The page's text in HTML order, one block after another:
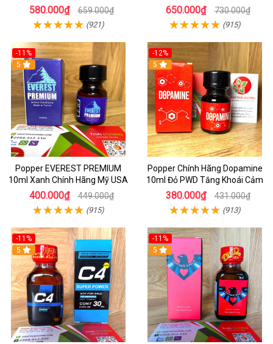
580.000₫ 659.000₫
(921)
Kích Thích Mạnh, Tăng Hưng
Phấn
650.000₫ 730.000₫
(915)
-11%
5
Popper EVEREST PREMIUM
10ml Xanh Chính Hãng Mỹ USA
400.000₫ 449.000₫
(915)
-12%
5
Popper Chính Hãng Dopamine
10ml Đỏ PWD Tăng Khoái Cảm
380.000₫ 431.000₫
(913)
-11%
5
-11%
5